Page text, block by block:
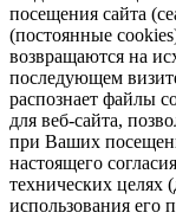
посещения сайта
(постоянные
возвращаются на
последующем
распознает файлы
для веб-сайта,
при Ваших
настоящего
технических целях
использования его